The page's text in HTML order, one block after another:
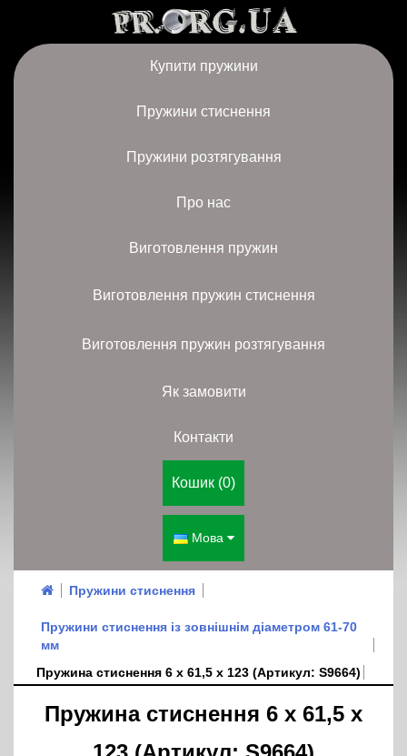
Купити пружини
Пружини стиснення
Пружини розтягування
Про нас
Виготовлення пружин
Виготовлення пружин стиснення
Виготовлення пружин розтягування
Як замовити
Контакти
Кошик (0)
Мова
Пружини стиснення
Пружини стиснення із зовнішнім діаметром 61-70
мм
Пружина стиснення 6 х 61,5 х 123 (Артикул: S9664)
Пружина стиснення 6 х 61,5 х